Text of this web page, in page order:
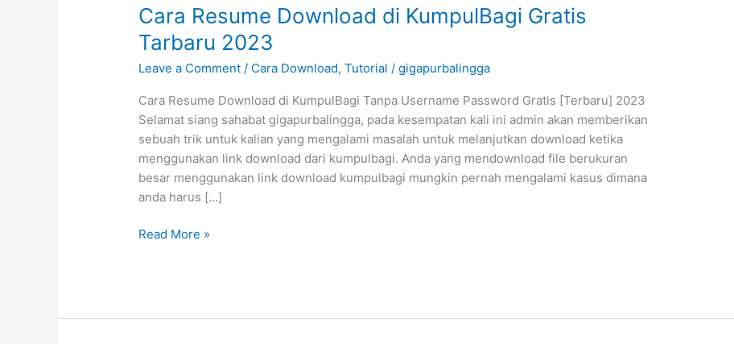
Cara Resume Download di KumpulBagi Gratis
Tarbaru 2023
Leave a Comment / Cara Download,Tutorial /gigapurbalingga
Cara Resume Download di KumpulBagi Tanpa Username Password Gratis [Terbaru] 2023
Selamat siang sahabat gigapurbalingga, pada kesempatan kali ini admin akan memberikan
sebuah trik untuk kalian yang mengalami masalah untuk melanjutkan download ketika
menggunakan link download dari kumpulbagi. Anda yang mendownload file berukuran
besar menggunakan link download kumpulbagi mungkin pernah mengalami kasus dimana
anda harus […]
Cara
Read More »